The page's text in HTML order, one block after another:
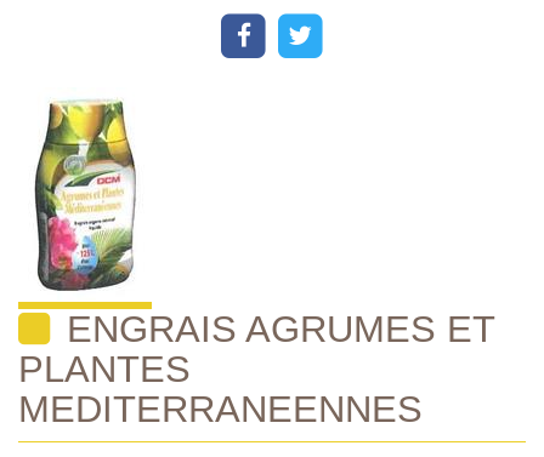
ENGRAIS AGRUMES ET
PLANTES
MEDITERRANEENNES